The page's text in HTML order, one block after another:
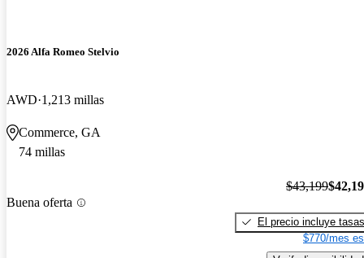
2026 Alfa Romeo Stelvio
AWD 1,213 millas
Commerce, GA
74 millas
Buena oferta
$43,199
El precio incluye tasas
$770/mes